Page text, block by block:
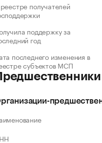
получателей
поддержку за
год
последнего изменения в
субъектов МСП